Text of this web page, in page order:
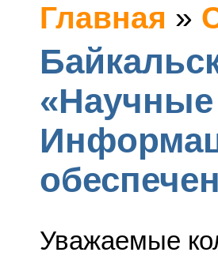
Главная »
Уважаемые